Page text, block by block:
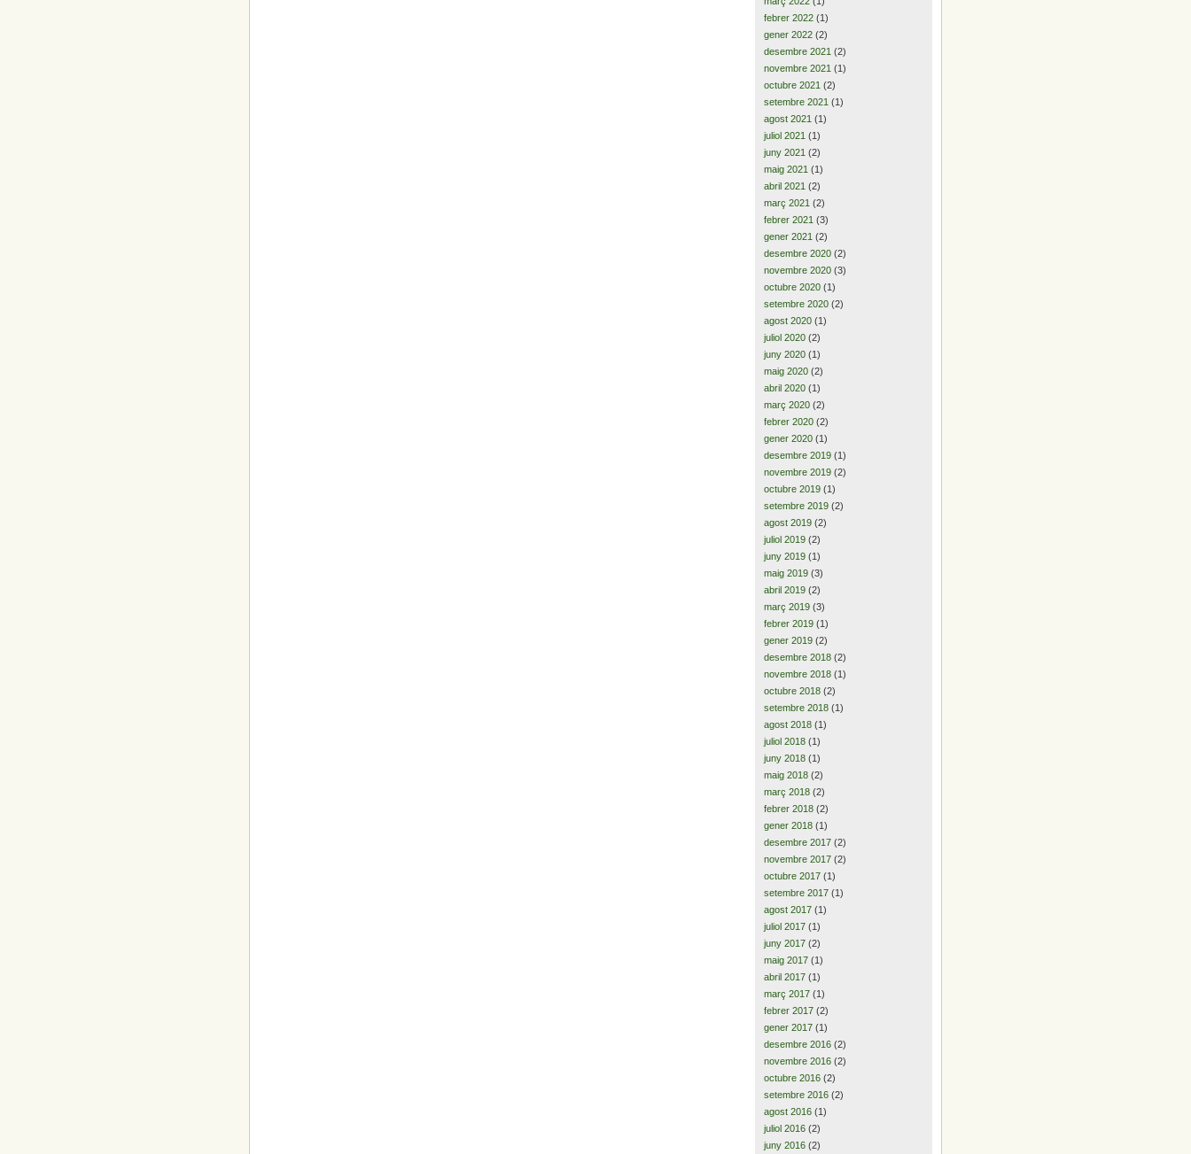
febrer 2022 (1)
gener 2022 (2)
desembre 2021 (2)
novembre 2021 (1)
octubre 2021 (2)
setembre 2021 (1)
agost 2021 (1)
juliol 2021 (1)
juny 2021 (2)
maig 2021 (1)
abril 2021 (2)
març 2021 (2)
febrer 2021 (3)
gener 2021 (2)
desembre 2020 (2)
novembre 2020 (3)
octubre 2020 (1)
setembre 2020 (2)
agost 2020 (1)
juliol 2020 (2)
juny 2020 (1)
maig 2020 (2)
abril 2020 (1)
març 2020 (2)
febrer 2020 (2)
gener 2020 (1)
desembre 2019 (1)
novembre 2019 (2)
octubre 2019 (1)
setembre 2019 (2)
agost 2019 (2)
juliol 2019 (2)
juny 2019 (1)
maig 2019 (3)
abril 2019 (2)
març 2019 (3)
febrer 2019 (1)
gener 2019 (2)
desembre 2018 (2)
novembre 2018 (1)
octubre 2018 (2)
setembre 2018 (1)
agost 2018 (1)
juliol 2018 (1)
juny 2018 (1)
maig 2018 (2)
març 2018 (2)
febrer 2018 (2)
gener 2018 (1)
desembre 2017 (2)
novembre 2017 (2)
octubre 2017 (1)
setembre 2017 (1)
agost 2017 (1)
juliol 2017 (1)
juny 2017 (2)
maig 2017 (1)
abril 2017 (1)
març 2017 (1)
febrer 2017 (2)
gener 2017 (1)
desembre 2016 (2)
novembre 2016 (2)
octubre 2016 (2)
setembre 2016 (2)
agost 2016 (1)
juliol 2016 (2)
juny 2016 (2)